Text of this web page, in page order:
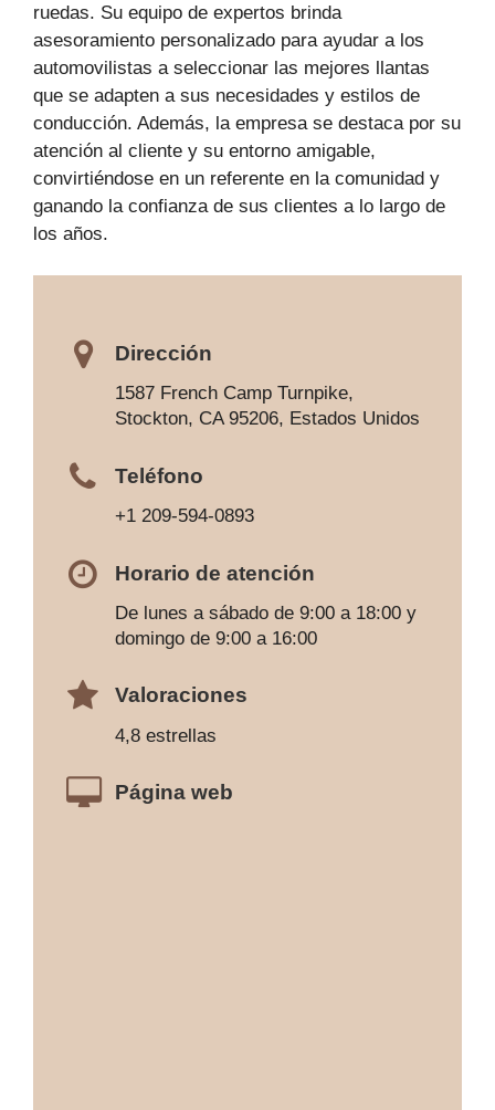
ruedas. Su equipo de expertos brinda
asesoramiento personalizado para ayudar a los
automovilistas a seleccionar las mejores llantas
que se adapten a sus necesidades y estilos de
conducción. Además, la empresa se destaca por su
atención al cliente y su entorno amigable,
convirtiéndose en un referente en la comunidad y
ganando la confianza de sus clientes a lo largo de
los años.
Dirección
1587 French Camp Turnpike,
Stockton, CA 95206, Estados Unidos
Teléfono
+1 209-594-0893
Horario de atención
De lunes a sábado de 9:00 a 18:00 y
domingo de 9:00 a 16:00
Valoraciones
4,8 estrellas
Página web